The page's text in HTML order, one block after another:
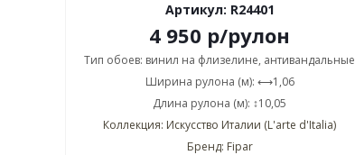
Артикул: R24401
4 950 р/рулон
Тип обоев: винил на флизелине, антивандальные
Ширина рулона (м): ⟷1,06
Длина рулона (м): ↕10,05
Коллекция: Искусство Италии (L'arte d'Italia)
Бренд: Fipar